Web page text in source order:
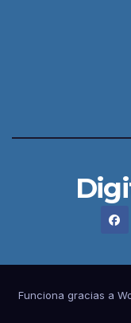
Funciona gracias a